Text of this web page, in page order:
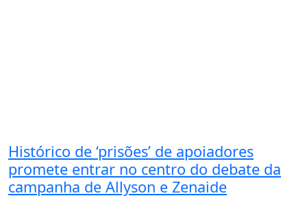
Histórico de ‘prisões’ de apoiadores
promete entrar no centro do debate da
campanha de Allyson e Zenaide